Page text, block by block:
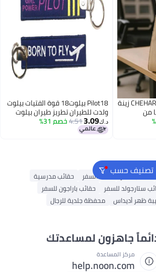
CHEHAR GLOBAL INNOVATION زينة
من
عباد
Pilot18 بيلوت18 قوة الفتيات بيلوت
ولدت للطيران تطريز طيران بيلوت
سلسلة مفاتيح
د.ك‏3.09
4.51خصم 31%
تصنيف حسب
حقائب سفر شنط السفر
حقائب مدرسية
ستارجولد للسفر
حقائب باراجون للسفر
ظهر أديداس
محفظة جلدية للرجال
جاهزون لمساعدتك
مركز المساعدة
help.noon.com